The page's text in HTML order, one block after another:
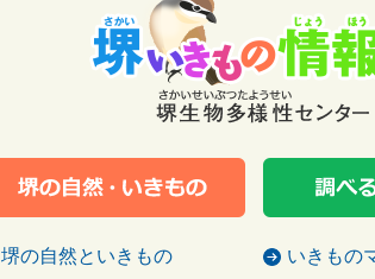
堺の自然といきもの
いきもの